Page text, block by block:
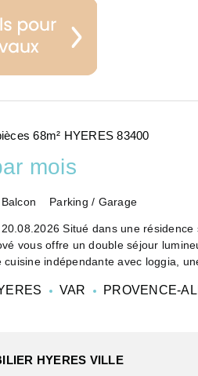
68m² HYERES 83400
mois
Balcon Parking / Garage
20.08.2026 Situé dans une
vous offre un double séjour
indépendante avec loggia,
VAR PROVENCE-
HYERES VILLE